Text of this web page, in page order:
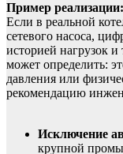
Пример реализации:
Если в реальной
сетевого насоса,
историей нагрузок
может определить:
давления или
рекомендацию
Исключение
крупной